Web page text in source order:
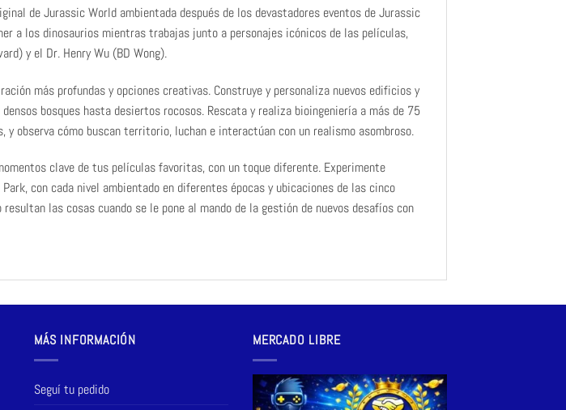
de Jurassic World ambientada después de los devastadores eventos de Jurassic
a los dinosaurios mientras trabajas junto a personajes icónicos de las películas,
y el Dr. Henry Wu (BD Wong).
más profundas y opciones creativas. Construye y personaliza nuevos edificios y
bosques hasta desiertos rocosos. Rescata y realiza bioingeniería a más de 75
observa cómo buscan territorio, luchan e interactúan con un realismo asombroso.
clave de tus películas favoritas, con un toque diferente. Experimente
con cada nivel ambientado en diferentes épocas y ubicaciones de las cinco
las cosas cuando se le pone al mando de la gestión de nuevos desafíos con
MÁS INFORMACIÓN
Seguí tu pedido
MERCADO LIBRE